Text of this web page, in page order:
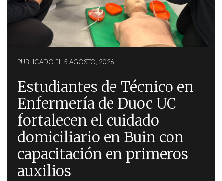
PUBLICADO EL 5 AGOSTO, 2026
Estudiantes de Técnico en
Enfermería de Duoc UC
fortalecen el cuidado
domiciliario en Buin con
capacitación en primeros
auxilios